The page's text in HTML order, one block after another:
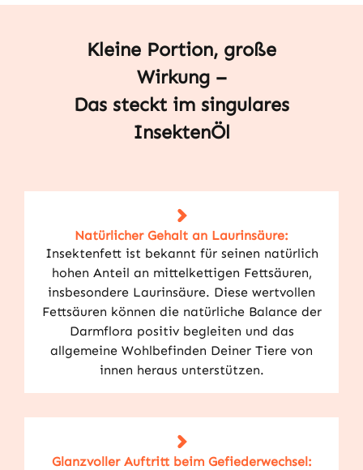
Kleine Portion, große
Wirkung –
Das steckt im singulares
InsektenÖl
Natürlicher Gehalt an Laurinsäure:
Insektenfett ist bekannt für seinen natürlich
hohen Anteil an mittelkettigen Fettsäuren,
insbesondere Laurinsäure. Diese wertvollen
Fettsäuren können die natürliche Balance der
Darmflora positiv begleiten und das
allgemeine Wohlbefinden Deiner Tiere von
innen heraus unterstützen.
Glanzvoller Auftritt beim Gefiederwechsel: